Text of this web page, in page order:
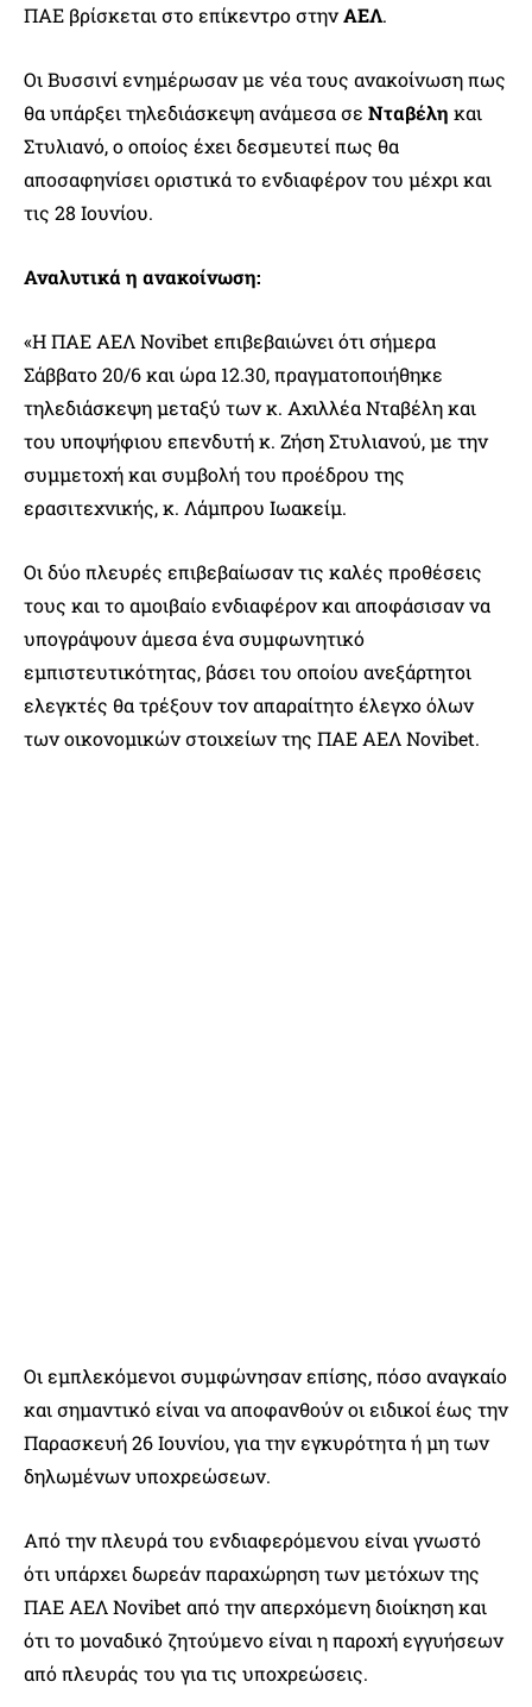
ΠΑΕ βρίσκεται στο επίκεντρο στηνΑΕΛ.
Οι Βυσσινί ενημέρωσαν με νέα τους ανακοίνωση πως
θα υπάρξει τηλεδιάσκεψη ανάμεσα σε Νταβέλη και
Στυλιανό, ο οποίος έχει δεσμευτεί πως θα
αποσαφηνίσει οριστικά το ενδιαφέρον του μέχρι και
τις 28 Ιουνίου.
Αναλυτικά η ανακοίνωση:
«Η ΠΑΕ ΑΕΛ Novibet επιβεβαιώνει ότι σήμερα
Σάββατο 20/6 και ώρα 12.30, πραγματοποιήθηκε
τηλεδιάσκεψη μεταξύ των κ. Αχιλλέα Νταβέλη και
του υποψήφιου επενδυτή κ. Ζήση Στυλιανού, με την
συμμετοχή και συμβολή του προέδρου της
ερασιτεχνικής, κ. Λάμπρου Ιωακείμ.
Οι δύο πλευρές επιβεβαίωσαν τις καλές προθέσεις
τους και το αμοιβαίο ενδιαφέρον και αποφάσισαν να
υπογράψουν άμεσα ένα συμφωνητικό
εμπιστευτικότητας, βάσει του οποίου ανεξάρτητοι
ελεγκτές θα τρέξουν τον απαραίτητο έλεγχο όλων
των οικονομικών στοιχείων της ΠΑΕ ΑΕΛ Novibet.
Οι εμπλεκόμενοι συμφώνησαν επίσης, πόσο αναγκαίο
και σημαντικό είναι να αποφανθούν οι ειδικοί έως την
Παρασκευή 26 Ιουνίου, για την εγκυρότητα ή μη των
δηλωμένων υποχρεώσεων.
Από την πλευρά του ενδιαφερόμενου είναι γνωστό
ότι υπάρχει δωρεάν παραχώρηση των μετόχων της
ΠΑΕ ΑΕΛ Novibet από την απερχόμενη διοίκηση και
ότι το μοναδικό ζητούμενο είναι η παροχή εγγυήσεων
από πλευράς του για τις υποχρεώσεις.